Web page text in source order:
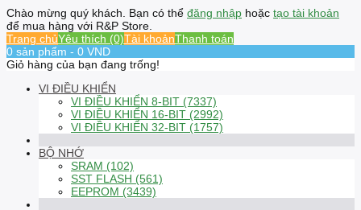
Chào mừng quý khách. Bạn có thể đăng nhập hoặc tạo tài khoản
để mua hàng với R&P Store.
Trang chủYêu thích (0)Tài khoảnThanh toán
0 sản phẩm - 0 VND
Giỏ hàng của bạn đang trống!
VI ĐIỀU KHIỂN
VI ĐIỀU KHIỂN 8-BIT (7337)
VI ĐIỀU KHIỂN 16-BIT (2992)
VI ĐIỀU KHIỂN 32-BIT (1757)
BỘ NHỚ
SRAM (102)
SST FLASH (561)
EEPROM (3439)